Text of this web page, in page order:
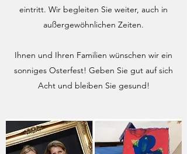
eintritt. Wir begleiten Sie weiter, auch in
außergewöhnlichen Zeiten.
Ihnen und Ihren Familien wünschen wir ein
sonniges Osterfest! Geben Sie gut auf sich
Acht und bleiben Sie gesund!